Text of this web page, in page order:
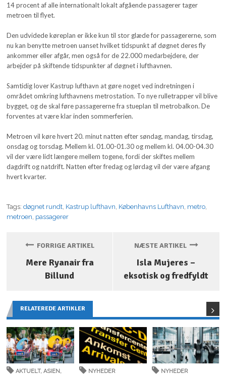
14 procent af alle internationalt lokalt afgående passagerer tager
metroen til flyet.
Den udvidede køreplan er ikke kun til stor glæde for passagererne, som
nu kan benytte metroen uanset hvilket tidspunkt af døgnet deres fly
ankommer eller afgår, men også for de 22.000 medarbejdere, der
arbejder på skiftende tidspunkter af døgnet i lufthavnen.
Samtidig lover Kastrup lufthavn at gøre noget ved indretningen i
området omkring lufthavnens metrostation. To nye rulletrapper vil blive
bygget, og de skal føre passagererne fra stueplan til metrobalkon. De
forventes at være klar inden sommerferien.
Metroen vil køre hvert 20. minut natten efter søndag, mandag, tirsdag,
onsdag og torsdag. Mellem kl. 01.00-01.30 og mellem kl. 04.00-04.30
vil der være lidt længere mellem togene, fordi der skiftes mellem
dagdrift og natdrift. Natten efter fredag og lørdag vil der være afgang
hvert kvarter.
Tags:døgnet rundt, Kastrup lufthavn, Københavns Lufthavn, metro,
metroen, passagerer
FORRIGE ARTIKEL
Mere Ryanair fra
Billund
NÆSTE ARTIKEL
Isla Mujeres –
eksotisk og fredfyldt
RELATEREDE ARTIKLER
AKTUELT,ASIEN NYHEDER NYHEDER